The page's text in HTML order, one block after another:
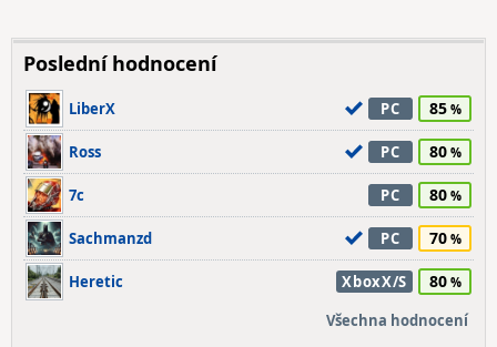
Poslední hodnocení
LiberX PC 85
Ross PC 80
7c PC 80
Sachmanzd PC 70
Heretic XboxX/S 80
Všechna hodnocení